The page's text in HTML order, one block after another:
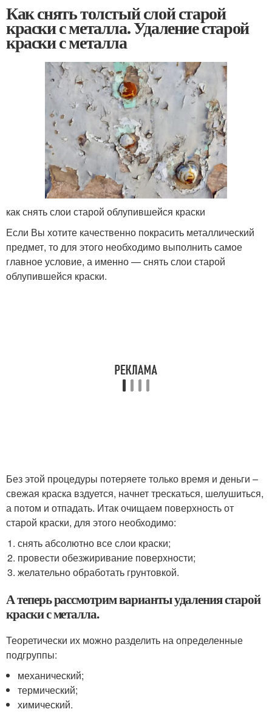
Как снять толстый слой старой
краски с металла. Удаление старой
краски с металла
как снять слои старой облупившейся краски
Если Вы хотите качественно покрасить металлический
предмет, то для этого необходимо выполнить самое
главное условие, а именно — снять слои старой
облупившейся краски.
Без этой процедуры потеряете только время и деньги –
свежая краска вздуется, начнет трескаться, шелушиться,
а потом и отпадать. Итак очищаем поверхность от
старой краски, для этого необходимо:
снять абсолютно все слои краски;
провести обезжиривание поверхности;
желательно обработать грунтовкой.
А теперь рассмотрим варианты удаления старой
краски с металла.
Теоретически их можно разделить на определенные
подгруппы:
механический;
термический;
химический.